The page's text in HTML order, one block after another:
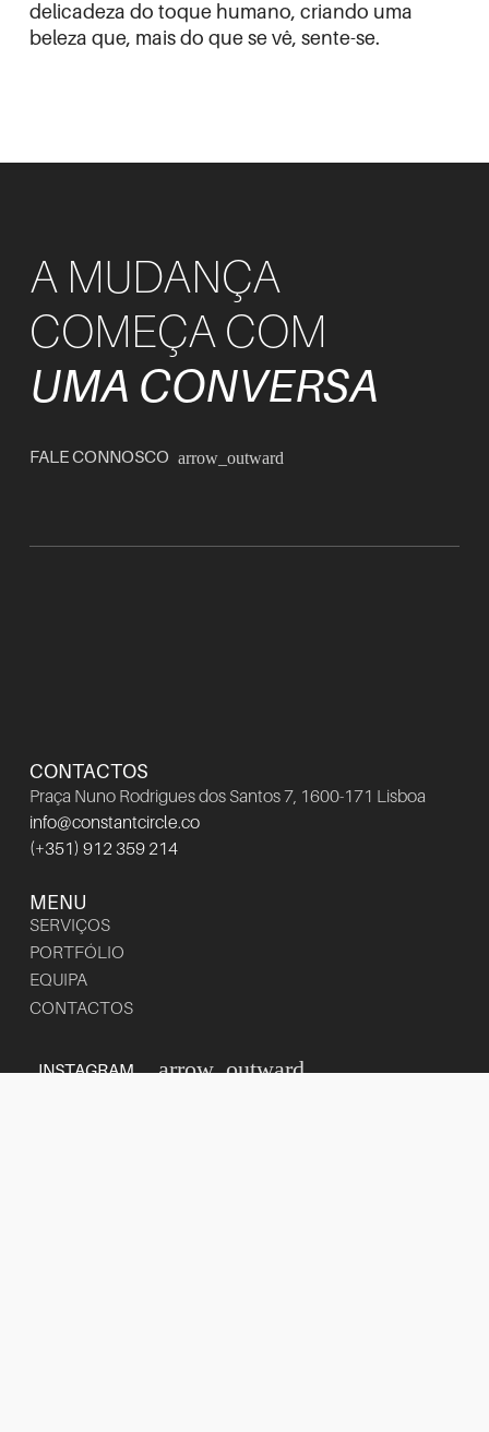
delicadeza do toque humano, criando uma
beleza que, mais do que se vê, sente-se.
A MUDANÇA
COMEÇA COM
UMA CONVERSA
FALE CONNOSCO arrow_outward
CONTACTOS
Praça Nuno Rodrigues dos Santos 7, 1600-171 Lisboa
info@constantcircle.co
(+351) 912 359 214
MENU
SERVIÇOS
PORTFÓLIO
EQUIPA
CONTACTOS
INSTAGRAM arrow_outward